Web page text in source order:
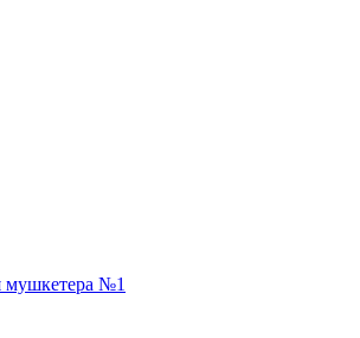
мушкетера №1